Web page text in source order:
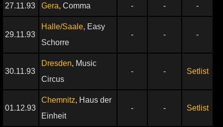
27.11.93 Gera, Comma - - -
29.11.93
Halle/Saale, Easy
Schorre
- - -
30.11.93
Dresden, Music
Circus
- - Setlist
01.12.93
Chemnitz, Haus der
Einheit
- - Setlist